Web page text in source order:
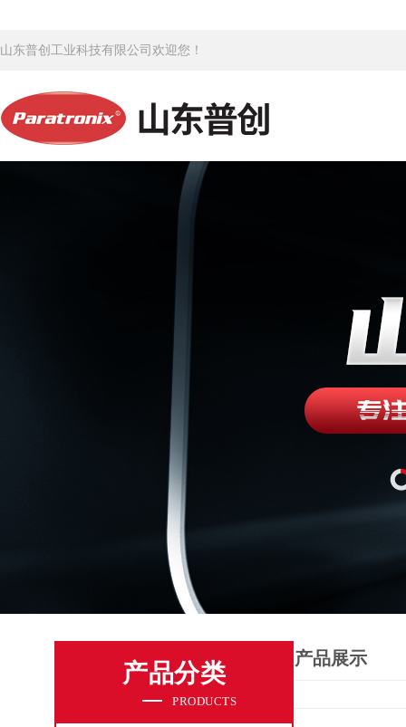
山东普创工业科技有限公司欢迎您！
产品分类
PRODUCTS
产品展示